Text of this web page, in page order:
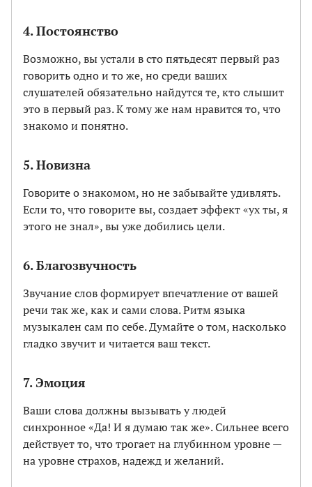
4. Постоянство
Возможно, вы устали в сто пятьдесят первый раз
говорить одно и то же, но среди ваших
слушателей обязательно найдутся те, кто слышит
это в первый раз. К тому же нам нравится то, что
знакомо и понятно.
5. Новизна
Говорите о знакомом, но не забывайте удивлять.
Если то, что говорите вы, создает эффект «ух ты, я
этого не знал», вы уже добились цели.
6. Благозвучность
Звучание слов формирует впечатление от вашей
речи так же, как и сами слова. Ритм языка
музыкален сам по себе. Думайте о том, насколько
гладко звучит и читается ваш текст.
7. Эмоция
Ваши слова должны вызывать у людей
синхронное «Да! И я думаю так же». Сильнее всего
действует то, что трогает на глубинном уровне —
на уровне страхов, надежд и желаний.